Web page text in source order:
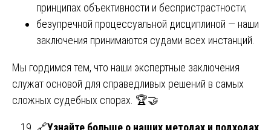
принципах объективности и беспристрастности;
безупречной процессуальной дисциплиной — наши
заключения принимаются судами всех инстанций.
Мы гордимся тем, что наши экспертные заключения
служат основой для справедливых решений в самых
сложных судебных спорах. 🏆🤝
🔗Узнайте больше о наших методах и подходах